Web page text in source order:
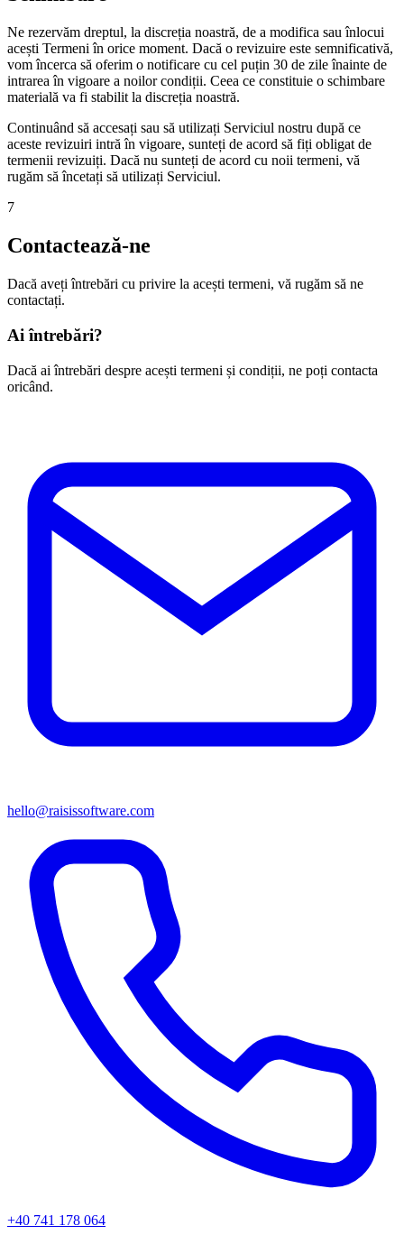
Ne rezervăm dreptul, la discreția noastră, de a modifica sau înlocui
acești Termeni în orice moment. Dacă o revizuire este semnificativă,
vom încerca să oferim o notificare cu cel puțin 30 de zile înainte de
intrarea în vigoare a noilor condiții. Ceea ce constituie o schimbare
materială va fi stabilit la discreția noastră.
Continuând să accesați sau să utilizați Serviciul nostru după ce
aceste revizuiri intră în vigoare, sunteți de acord să fiți obligat de
termenii revizuiți. Dacă nu sunteți de acord cu noii termeni, vă
rugăm să încetați să utilizați Serviciul.
7
Contactează-ne
Dacă aveți întrebări cu privire la acești termeni, vă rugăm să ne
contactați.
Ai întrebări?
Dacă ai întrebări despre acești termeni și condiții, ne poți contacta
oricând.
hello@raisissoftware.com
+40 741 178 064